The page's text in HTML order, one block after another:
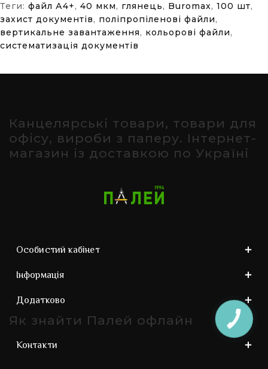
Теги: файл А4+, 40 мкм, глянець, Buromax, 100 шт,
захист документів, поліпропіленові файли,
вертикальне завантаження, кольорові файли,
систематизація документів
Канцелярські товари, товари для
офісу, вироби з паперу. Інтернет-
магазин із доставкою по Україні
Особистий кабінет
Інформація
Додатково
Як знайти Палей офлайн
Контакти
КНОПКА
ЗВ'ЯЗКУ